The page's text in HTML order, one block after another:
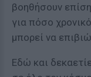
βοηθήσουν
για πόσο
μπορεί να
Εδώ και